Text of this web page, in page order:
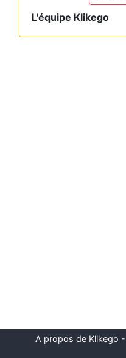
L'équipe Klikego
A propos de Klikego -